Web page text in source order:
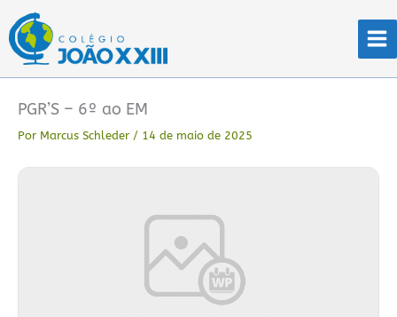
para
conteúdo
PGR’S – 6º ao EM
Por Marcus Schleder / 14 de maio de 2025